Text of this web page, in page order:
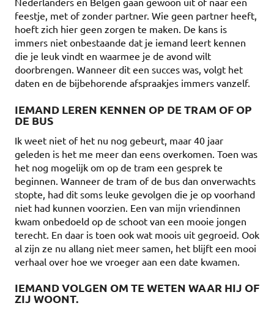
feestje, met of zonder partner. Wie geen partner heeft,
hoeft zich hier geen zorgen te maken. De kans is
immers niet onbestaande dat je iemand leert kennen
die je leuk vindt en waarmee je de avond wilt
doorbrengen. Wanneer dit een succes was, volgt het
daten en de bijbehorende afspraakjes immers vanzelf.
IEMAND LEREN KENNEN OP DE TRAM OF OP
DE BUS
Ik weet niet of het nu nog gebeurt, maar 40 jaar
geleden is het me meer dan eens overkomen. Toen was
het nog mogelijk om op de tram een gesprek te
beginnen. Wanneer de tram of de bus dan onverwachts
stopte, had dit soms leuke gevolgen die je op voorhand
niet had kunnen voorzien. Een van mijn vriendinnen
kwam onbedoeld op de schoot van een mooie jongen
terecht. En daar is toen ook wat moois uit gegroeid. Ook
al zijn ze nu allang niet meer samen, het blijft een mooi
verhaal over hoe we vroeger aan een date kwamen.
IEMAND VOLGEN OM TE WETEN WAAR HIJ OF
ZIJ WOONT.